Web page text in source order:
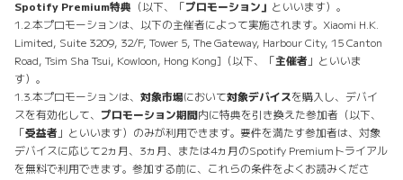
Spotify Premium特典 （以下、「 プロモーション」 といいます）。
1.2.本プロモーションは、以下の主催者によって実施されます。Xiaomi H.K.
Limited, Suite 3209, 32/F, Tower 5, The Gateway, Harbour City, 15 Canton
Road, Tsim Sha Tsui, Kowloon, Hong Kong]（以下、「 主催者 」といいま
す）。
1.3.本プロモーションは、 対象市場において対象デバイスを購入し、デバイ
スを有効化して、 プロモーション期間 内に特典を引き換えた参加者（以下、
受益者 」といいます）のみが利用できます。要件を満たす参加者は、対象
デバイスに応じて2ヵ月、3ヵ月、または4ヵ月のSpotify Premiumトライアル
を無料で利用できます。参加する前に、これらの条件をよくお読みくださ